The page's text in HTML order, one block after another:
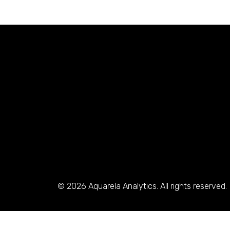
© 2026 Aquarela Analytics. All rights reserved.